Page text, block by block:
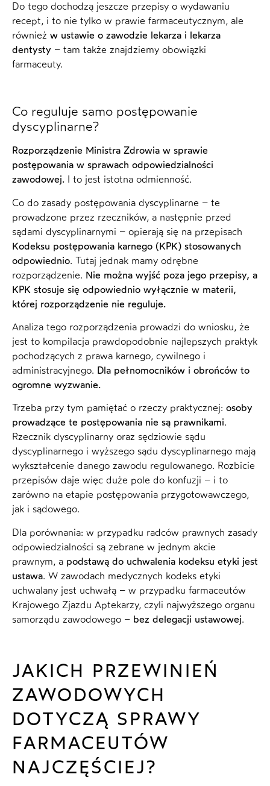
Do tego dochodzą jeszcze przepisy o wydawaniu
recept, i to nie tylko w prawie farmaceutycznym, ale
również w ustawie o zawodzie lekarza i lekarza
dentysty – tam także znajdziemy obowiązki
farmaceuty.
Co reguluje samo postępowanie
dyscyplinarne?
Rozporządzenie Ministra Zdrowia w sprawie
postępowania w sprawach odpowiedzialności
zawodowej. I to jest istotna odmienność.
Co do zasady postępowania dyscyplinarne – te
prowadzone przez rzeczników, a następnie przed
sądami dyscyplinarnymi – opierają się na przepisach
Kodeksu postępowania karnego (KPK) stosowanych
odpowiednio. Tutaj jednak mamy odrębne
rozporządzenie. Nie można wyjść poza jego przepisy, a
KPK stosuje się odpowiednio wyłącznie w materii,
której rozporządzenie nie reguluje.
Analiza tego rozporządzenia prowadzi do wniosku, że
jest to kompilacja prawdopodobnie najlepszych praktyk
pochodzących z prawa karnego, cywilnego i
administracyjnego. Dla pełnomocników i obrońców to
ogromne wyzwanie.
Trzeba przy tym pamiętać o rzeczy praktycznej: osoby
prowadzące te postępowania nie są prawnikami.
Rzecznik dyscyplinarny oraz sędziowie sądu
dyscyplinarnego i wyższego sądu dyscyplinarnego mają
wykształcenie danego zawodu regulowanego. Rozbicie
przepisów daje więc duże pole do konfuzji – i to
zarówno na etapie postępowania przygotowawczego,
jak i sądowego.
Dla porównania: w przypadku radców prawnych zasady
odpowiedzialności są zebrane w jednym akcie
prawnym, a podstawą do uchwalenia kodeksu etyki jest
ustawa. W zawodach medycznych kodeks etyki
uchwalany jest uchwałą – w przypadku farmaceutów
Krajowego Zjazdu Aptekarzy, czyli najwyższego organu
samorządu zawodowego – bez delegacji ustawowej.
JAKICH PRZEWINIEŃ
ZAWODOWYCH
DOTYCZĄ SPRAWY
FARMACEUTÓW
NAJCZĘŚCIEJ?